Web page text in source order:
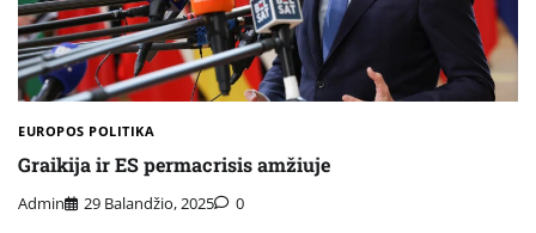
EUROPOS POLITIKA
Graikija ir ES permacrisis amžiuje
Admin 29 Balandžio, 2025 0